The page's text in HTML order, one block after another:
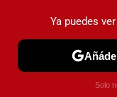
PRUEBASYa puedes
Solo